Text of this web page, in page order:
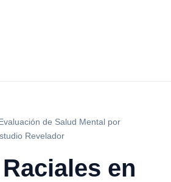
de Salud Mental por
Revelador
en